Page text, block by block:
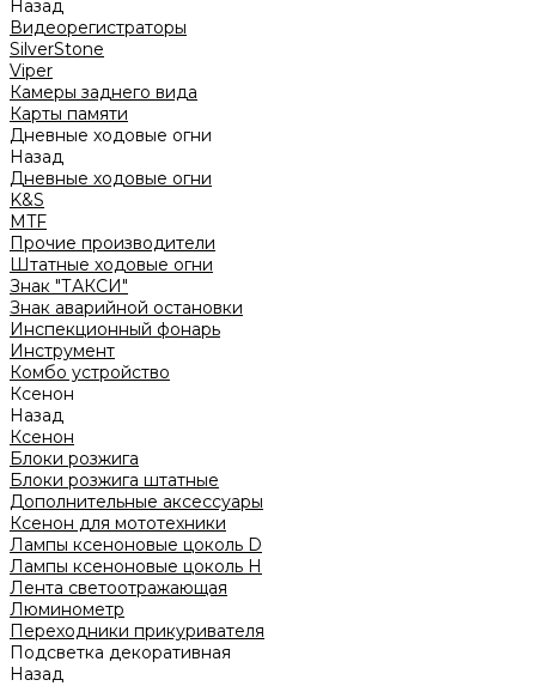
Назад
Видеорегистраторы
SilverStone
Viper
Камеры заднего вида
Карты памяти
Дневные ходовые огни
Назад
Дневные ходовые огни
K&S
MTF
Прочие производители
Штатные ходовые огни
Знак "ТАКСИ"
Знак аварийной остановки
Инспекционный фонарь
Инструмент
Комбо устройство
Ксенон
Назад
Ксенон
Блоки розжига
Блоки розжига штатные
Дополнительные аксессуары
Ксенон для мототехники
Лампы ксеноновые цоколь D
Лампы ксеноновые цоколь H
Лента светоотражающая
Люминометр
Переходники прикуривателя
Подсветка декоративная
Назад